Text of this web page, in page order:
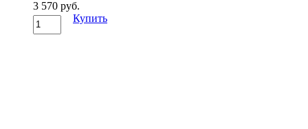
3 570 руб.
Купить